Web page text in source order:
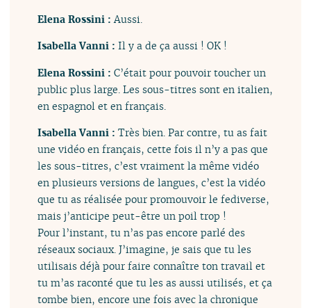
Elena Rossini :Aussi.
Isabella Vanni :Il y a de ça aussi ! OK !
Elena Rossini :C’était pour pouvoir toucher un
public plus large. Les sous-titres sont en italien,
en espagnol et en français.
Isabella Vanni :Très bien. Par contre, tu as fait
une vidéo en français, cette fois il n’y a pas que
les sous-titres, c’est vraiment la même vidéo
en plusieurs versions de langues, c’est la vidéo
que tu as réalisée pour promouvoir le fediverse,
mais j’anticipe peut-être un poil trop !
Pour l’instant, tu n’as pas encore parlé des
réseaux sociaux. J’imagine, je sais que tu les
utilisais déjà pour faire connaître ton travail et
tu m’as raconté que tu les as aussi utilisés, et ça
tombe bien, encore une fois avec la chronique